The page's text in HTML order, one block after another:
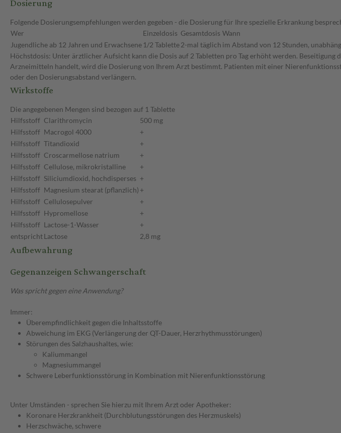
Folgende Dosierungsempfehlungen werden gegeben - die Dosierung für Ihre spezielle Erkrankung
Wer
Einzeldosis Gesamtdosis Wann
Jugendliche ab 12 Jahren und Erwachsene 1/2 Tablette2-mal täglich im Abstand von 12 Stunden,
Höchstdosis: Unter ärztlicher Aufsicht kann die Dosis auf 2 Tabletten pro Tag erhöht werden.
Arzneimitteln handelt, wird die Dosierung von Ihrem Arzt bestimmt. Patienten mit einer
oder den Dosierungsabstand verlängern.
Wirkstoffe
Die angegebenen Mengen sind bezogen auf 1 Tablette
Hilfsstoff Clarithromycin
500 mg
Hilfsstoff Macrogol 4000
+
Hilfsstoff Titandioxid
+
Hilfsstoff Croscarmellose natrium
+
Hilfsstoff Cellulose, mikrokristalline
+
Hilfsstoff Siliciumdioxid, hochdisperses +
Hilfsstoff Magnesium stearat (pflanzlich) +
Hilfsstoff Cellulosepulver
+
Hilfsstoff Hypromellose
+
Hilfsstoff Lactose-1-Wasser
+
entsprichtLactose 2,8 mg
Aufbewahrung
Gegenanzeigen Schwangerschaft
Was spricht gegen eine Anwendung?
Immer:
Überempfindlichkeit gegen die Inhaltsstoffe
Abweichung im EKG (Verlängerung der QT-Dauer, Herzrhythmusstörungen)
Störungen des Salzhaushaltes, wie:
Kaliummangel
Magnesiummangel
Schwere Leberfunktionsstörung in Kombination mit Nierenfunktionsstörung
Unter Umständen - sprechen Sie hierzu mit Ihrem Arzt oder Apotheker:
Koronare Herzkrankheit (Durchblutungsstörungen des Herzmuskels)
Herzschwäche, schwere